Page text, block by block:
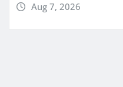
Aug 7, 2026